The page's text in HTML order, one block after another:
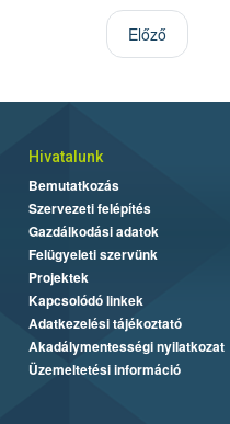
Előző
Hivatalunk
Bemutatkozás
Szervezeti felépítés
Gazdálkodási adatok
Felügyeleti szervünk
Projektek
Kapcsolódó linkek
Adatkezelési tájékoztató
Akadálymentességi nyilatkozat
Üzemeltetési információ